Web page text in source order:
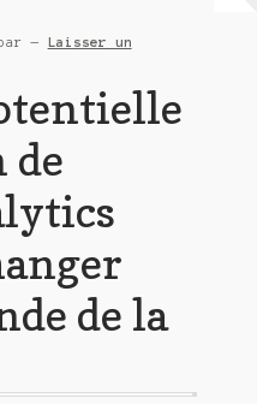
— Laisser un
de
de la